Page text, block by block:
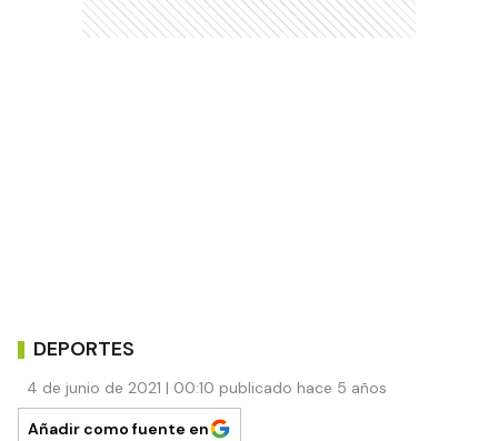
DEPORTES
4 de junio de 2021 | 00:10 publicado hace 5 años
Añadir como fuente en